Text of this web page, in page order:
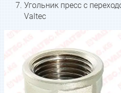
Угольник пресс с
Valtec